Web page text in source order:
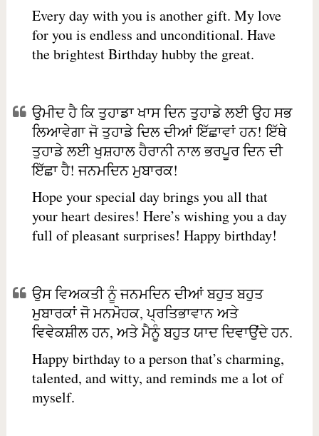
Every day with you is another gift. My love
for you is endless and unconditional. Have
the brightest Birthday hubby the great.
ਉਮੀਦ ਹੈ ਕਿ ਤੁਹਾਡਾ ਖਾਸ ਦਿਨ ਤੁਹਾਡੇ ਲਈ ਉਹ ਸਭ
ਲਿਆਵੇਗਾ ਜੋ ਤੁਹਾਡੇ ਦਿਲ ਦੀਆਂ ਇੱਛਾਵਾਂ ਹਨ! ਇੱਥੇ
ਤੁਹਾਡੇ ਲਈ ਖੁਸ਼ਹਾਲ ਹੈਰਾਨੀ ਨਾਲ ਭਰਪੂਰ ਦਿਨ ਦੀ
ਇੱਛਾ ਹੈ! ਜਨਮਦਿਨ ਮੁਬਾਰਕ!
Hope your special day brings you all that
your heart desires! Here’s wishing you a day
full of pleasant surprises! Happy birthday!
ਉਸ ਵਿਅਕਤੀ ਨੂੰ ਜਨਮਦਿਨ ਦੀਆਂ ਬਹੁਤ ਬਹੁਤ
ਮੁਬਾਰਕਾਂ ਜੋ ਮਨਮੋਹਕ, ਪ੍ਰਤਿਭਾਵਾਨ ਅਤੇ
ਵਿਵੇਕਸ਼ੀਲ ਹਨ, ਅਤੇ ਮੈਨੂੰ ਬਹੁਤ ਯਾਦ ਦਿਵਾਉਂਦੇ ਹਨ.
Happy birthday to a person that’s charming,
talented, and witty, and reminds me a lot of
myself.